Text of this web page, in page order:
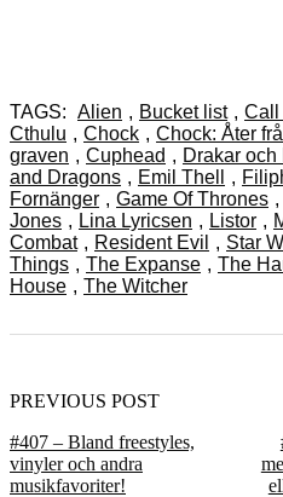
TAGS: Alien , Bucket list , Call
Cthulu , Chock , Chock: Åter
graven , Cuphead , Drakar
and Dragons , Emil Thell ,
Fornänger , Game Of Thrones ,
Jones , Lina Lyricsen , Listor ,
Combat , Resident Evil , Star
Things , The Expanse , The
House , The Witcher
PREVIOUS POST
#407 – Bland freestyles,
vinyler och andra
musikfavoriter!